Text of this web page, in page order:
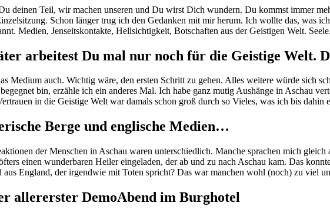
deinen Teil, wir machen unseren und Du wirst Dich wundern. Du kommst immer
Schon länger trug ich den Gedanken mit mir herum. Ich wollte das, was
Medien, Jenseitskontakte, Hellsichtigkeit, Botschaften aus der Geistigen Welt.
arbeitest Du mal nur noch für die Geistige Welt.
Medium auch. Wichtig wäre, den ersten Schritt zu gehen. Alles weitere würde sich
bin, erzähle ich ein anderes Mal. Ich habe ganz mutig Aushänge in Aschau
in die Geistige Welt war damals schon groß durch so Vieles, was ich bis dahin
Berge und englische Medien…
der Menschen in Aschau waren unterschiedlich. Manche sprachen mich
einen wunderbaren Heiler eingeladen, der ab und zu nach Aschau kam. Das
aus England, der irgendwie mit Toten spricht? Das war manchen wohl (noch) zu viel
allererster DemoAbend im Burghotel